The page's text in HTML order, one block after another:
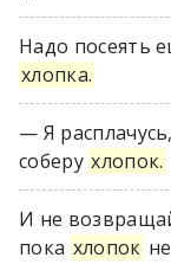
Надо посеять
хлопка.
— Я
соберу хлопок.
И не
пока хлопок